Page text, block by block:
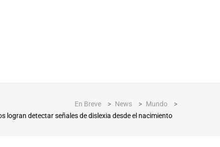
En Breve > News > Mundo
>
logran detectar señales de dislexia desde el nacimiento